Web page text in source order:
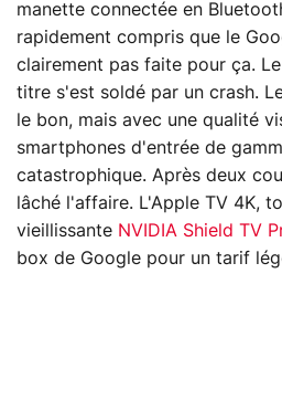
manette connectée en
rapidement compris que le
clairement pas faite pour ça.
titre s'est soldé par un crash.
le bon, mais avec une qualité
smartphones d'entrée de
catastrophique. Après deux
lâché l'affaire. L'Apple TV 4K,
vieillissante NVIDIA Shield TV
box de Google pour un tarif